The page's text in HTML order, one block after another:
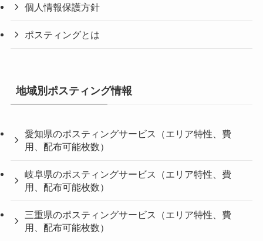
個人情報保護方針
ポスティングとは
地域別ポスティング情報
愛知県のポスティングサービス（エリア特性、費
用、配布可能枚数）
岐阜県のポスティングサービス（エリア特性、費
用、配布可能枚数）
三重県のポスティングサービス（エリア特性、費
用、配布可能枚数）